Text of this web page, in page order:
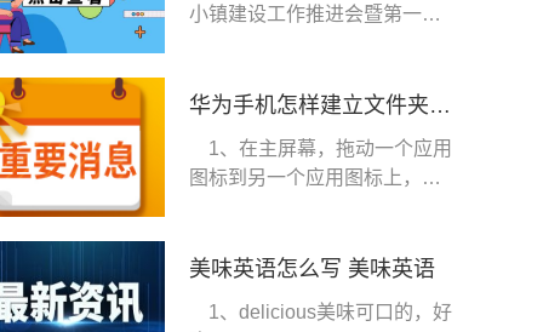
小镇建设工作推进会暨第一批
华为手机怎样建立文件夹（华为手机桌面建文件夹）
1、在主屏幕，拖动一个应用
图标到另一个应用图标上，两
美味英语怎么写 美味英语
1、delicious美味可口的，好